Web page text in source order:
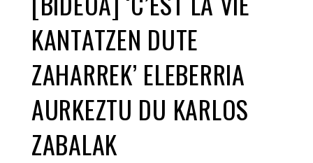
KANTATZEN DUTE
ZAHARREK’ ELEBERRIA
AURKEZTU DU KARLOS
ZABALAK